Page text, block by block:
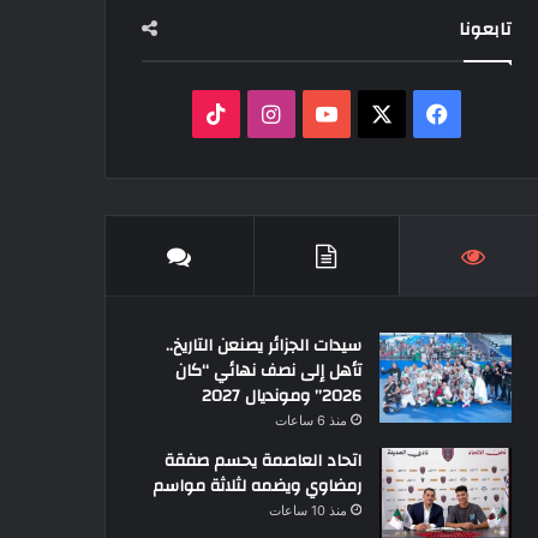
تابعونا
فيسبوك ‫YouTubeانستقرام
سيدات الجزائر يصنعن التاريخ..
تأهل إلى نصف نهائي “كان
2026” ومونديال 2027
منذ 6 ساعات
اتحاد العاصمة يحسم صفقة
رمضاوي ويضمه لثلاثة مواسم
منذ 10 ساعات